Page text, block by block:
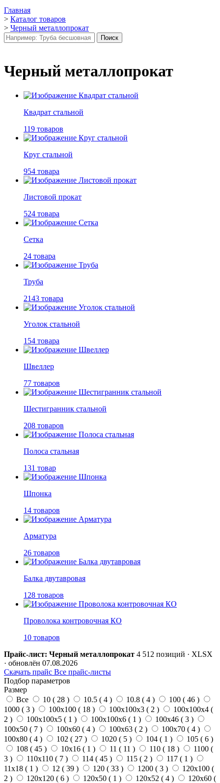
Главная
> Каталог товаров
> Черный металлопрокат
Черный металлопрокат
Квадрат стальной
119 товаров
Круг стальной
954 товара
Листовой прокат
524 товара
Сетка
24 товара
Труба
2143 товара
Уголок стальной
154 товара
Швеллер
77 товаров
Шестигранник стальной
208 товаров
Полоса стальная
131 товар
Шпонка
14 товаров
Арматура
26 товаров
Балка двутавровая
128 товаров
Проволока контровочная КО
10 товаров
Прайс-лист: Черный металлопрокат 4 512 позиций · XLSX
· обновлён 07.08.2026
Скачать прайс Все прайс-листы
Подбор параметров
Размер
Все
10 ( 28 ) 10.5 ( 4 ) 10.8 ( 4 ) 100 ( 46 )
1000 ( 3 ) 100х100 ( 18 ) 100х100х3 ( 2 )
100х100х4 (
2 ) 100х100х5 ( 1 ) 100х100х6 ( 1 ) 100х46 ( 3 )
100х50 ( 7 ) 100х60 ( 4 ) 100х63 ( 2 ) 100х70 ( 4 )
100х80 ( 4 ) 102 ( 27 ) 1020 ( 5 ) 104 ( 1 ) 105 ( 6 )
108 ( 45 ) 10х16 ( 1 ) 11 ( 11 ) 110 ( 18 )
1100 (
3 ) 110х110 ( 7 ) 114 ( 45 ) 115 ( 2 ) 117 ( 1 )
11х18 ( 1 ) 12 ( 39 ) 120 ( 33 ) 1200 ( 3 )
120х100 (
2 ) 120х120 ( 6 ) 120х50 ( 1 ) 120х52 ( 4 )
120х60 (